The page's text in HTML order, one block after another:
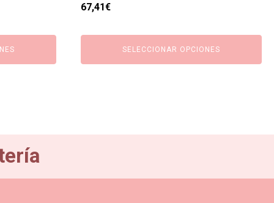
El
original
74,90€.
67,41€El
actual
es:
67,41€.
SELECCIONAR OPCIONES